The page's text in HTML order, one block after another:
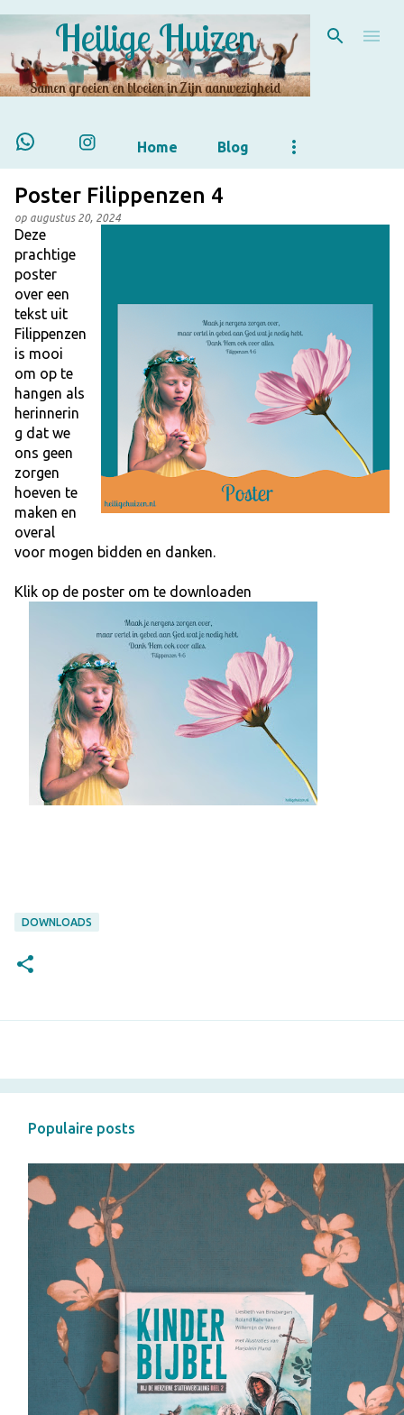
Doorgaan naar hoofdcontent
Heilige Huizen
Samen groeien en bloeien in Zijn aanwezigheid
Home Blog
Poster Filippenzen 4
op augustus 20, 2024
Deze
prachtige
poster
over een
tekst uit
Filippenzen
is mooi
om op te
hangen als
herinnerin
g dat we
ons geen
zorgen
hoeven te
maken en
overal
voor mogen bidden en danken.
Klik op de poster om te downloaden
DOWNLOADS
Populaire posts